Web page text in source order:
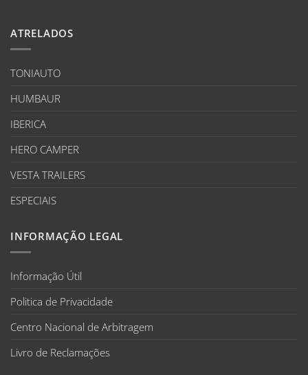
ATRELADOS
TONIAUTO
HUMBAUR
IBERICA
HERO CAMPER
VESTA TRAILERS
ESPECIAIS
INFORMAÇÃO LEGAL
Informação Útil
Politica de Privacidade
Centro Nacional de Arbitragem
Livro de Reclamações